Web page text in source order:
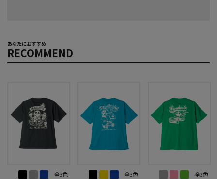
あなたにおすすめ
RECOMMEND
全3色 全3色 全3色